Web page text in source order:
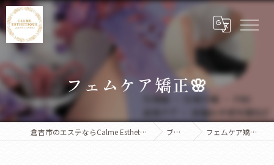
フェムケア矯正🌸
倉吉市のエステならCalme Esthetique ブログ フェムケア矯正🌸